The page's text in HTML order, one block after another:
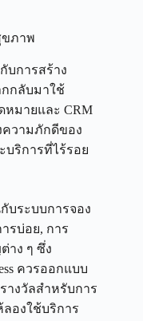
ขภาพ
บการสร้าง
กลับมาใช้
มายและ CRM
ความภักดีของ
ริการที่ไร้รอย
บระบบการจอง
รบ่อย, การ
าง ๆ ซึ่ง
ควรออกแบบ
างวัลสำหรับการ
ลองใช้บริการ